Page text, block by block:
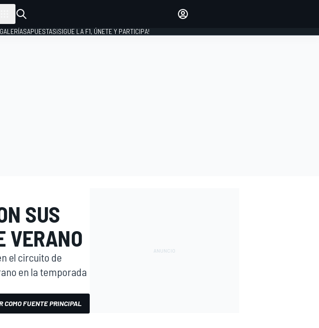
APUESTAS¡SIGUE LA F1, ÚNETE Y PARTICIPA!
SUS
VERANO
el circuito de
en la temporada
COMO FUENTE PRINCIPAL